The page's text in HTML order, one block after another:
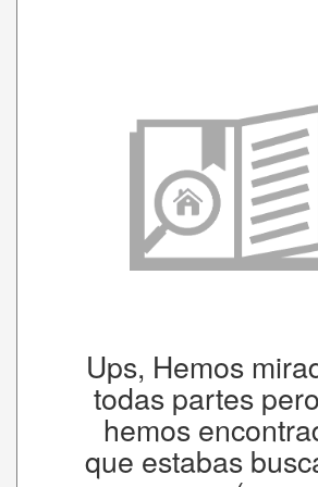
Ups, Hemos
todas partes
hemos
que estabas